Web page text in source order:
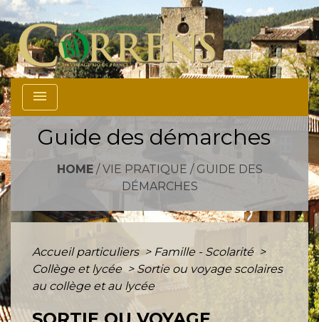
menu
Guide des démarches
HOME/ VIE PRATIQUE / GUIDE DES
DÉMARCHES
Accueil particuliers> Famille - Scolarité >
Collège et lycée> Sortie ou voyage scolaires
au collège et au lycée